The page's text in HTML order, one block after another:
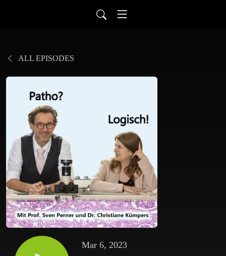
ALL EPISODES
Mar 6, 2023